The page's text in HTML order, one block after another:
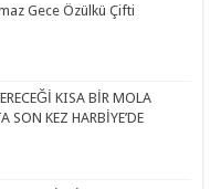
Gece Özülkü Çifti
KISA BİR MOLA
SON KEZ HARBİYE’DE